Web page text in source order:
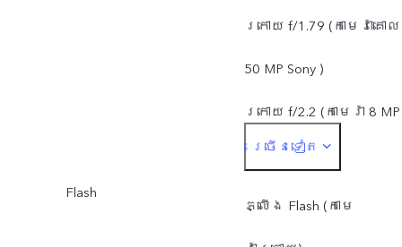
ក្រោយ f/1.79 (កាមេរ៉ាគោល
50 MP Sony )
ក្រោយ f/2.2 (កាមេរ៉ា 8 MP
Wide-Angle)
ច្រើនទៀត
Flash
ភ្លើង Flash (កាមេ